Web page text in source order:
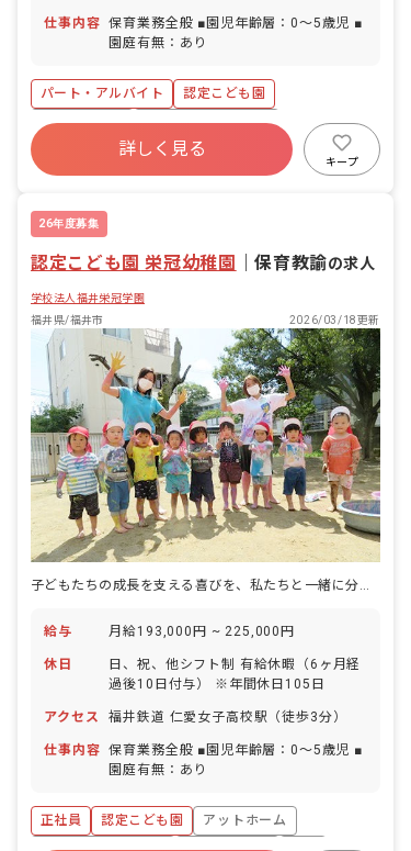
仕事内容 保育業務全般 ■園児年齢層：0～5歳児 ■
園庭有無：あり
パート・アルバイト
認定こども園
アットホーム
ボーナス・賞与あり
社会保険完備
有給
福利厚生充実
詳しく見る
キープ
26年度募集
認定こども園 栄冠幼稚園 ｜保育教諭の求人
学校法人福井栄冠学園
福井県/福井市
2026/03/18更新
子どもたちの成長を支える喜びを、私たちと一緒に分かち合いませんか？
給与 月給193,000円 ~ 225,000円
休日
日、祝、他シフト制 有給休暇（6ヶ月経
過後10日付与） ※年間休日105日
アクセス 福井鉄道 仁愛女子高校駅（徒歩3分）
仕事内容 保育業務全般 ■園児年齢層：0～5歳児 ■
園庭有無：あり
正社員 認定こども園
アットホーム